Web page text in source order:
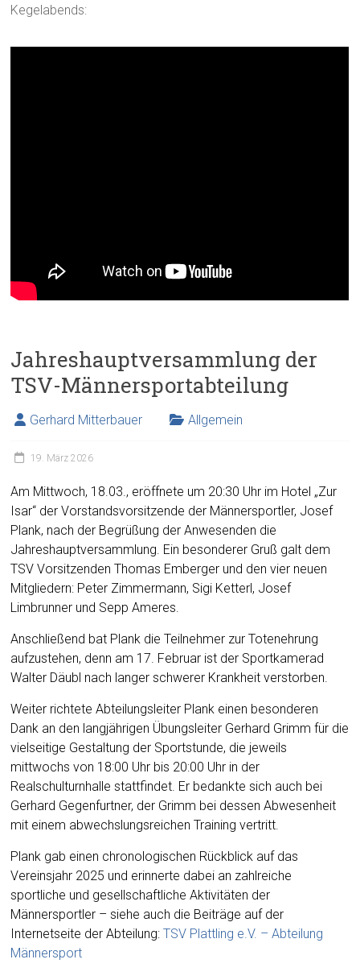
Kegelabends:
Jahreshauptversammlung der
TSV-Männersportabteilung
Gerhard Mitterbauer Allgemein
19. März 2026
Am Mittwoch, 18.03., eröffnete um 20:30 Uhr im Hotel „Zur
Isar“ der Vorstandsvorsitzende der Männersportler, Josef
Plank, nach der Begrüßung der Anwesenden die
Jahreshauptversammlung. Ein besonderer Gruß galt dem
TSV Vorsitzenden Thomas Emberger und den vier neuen
Mitgliedern: Peter Zimmermann, Sigi Ketterl, Josef
Limbrunner und Sepp Ameres.
Anschließend bat Plank die Teilnehmer zur Totenehrung
aufzustehen, denn am 17. Februar ist der Sportkamerad
Walter Däubl nach langer schwerer Krankheit verstorben.
Weiter richtete Abteilungsleiter Plank einen besonderen
Dank an den langjährigen Übungsleiter Gerhard Grimm für die
vielseitige Gestaltung der Sportstunde, die jeweils
mittwochs von 18:00 Uhr bis 20:00 Uhr in der
Realschulturnhalle stattfindet. Er bedankte sich auch bei
Gerhard Gegenfurtner, der Grimm bei dessen Abwesenheit
mit einem abwechslungsreichen Training vertritt.
Plank gab einen chronologischen Rückblick auf das
Vereinsjahr 2025 und erinnerte dabei an zahlreiche
sportliche und gesellschaftliche Aktivitäten der
Männersportler – siehe auch die Beiträge auf der
Internetseite der Abteilung:TSV Plattling e.V. – Abteilung
Männersport